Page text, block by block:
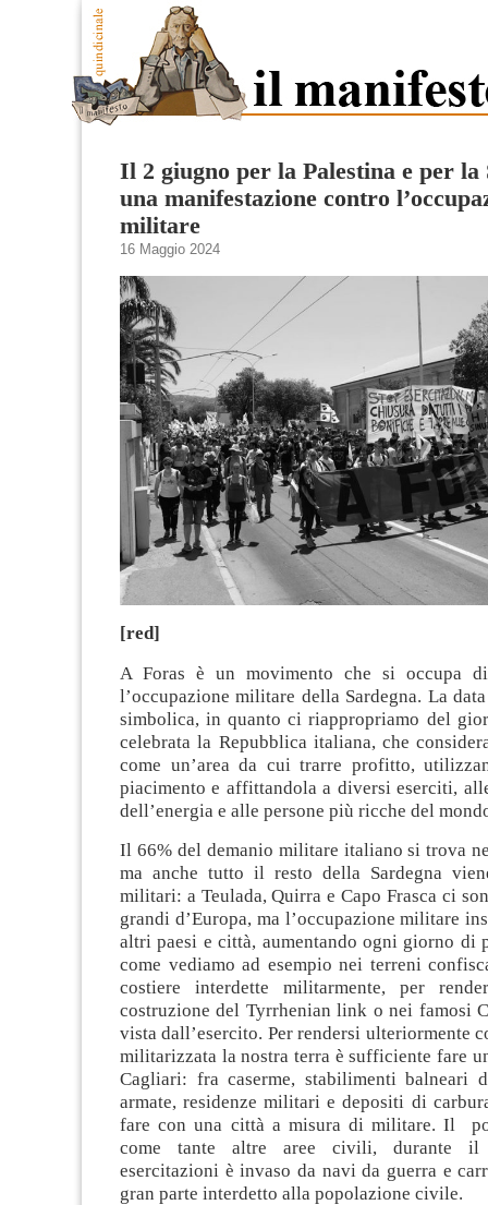
Il 2 giugno per la Palestina e per la
una manifestazione contro
militare
16 Maggio 2024
[red]
A Foras è un movimento che si occupa
l’occupazione militare della Sardegna. La
simbolica, in quanto ci riappropriamo del
celebrata la Repubblica italiana, che
come un’area da cui trarre profitto,
piacimento e affittandola a diversi eserciti,
dell’energia e alle persone più ricche del
Il 66% del demanio militare italiano si trova
ma anche tutto il resto della Sardegna
militari: a Teulada, Quirra e Capo Frasca ci
grandi d’Europa, ma l’occupazione militare
altri paesi e città, aumentando ogni giorno di
come vediamo ad esempio nei terreni
costiere interdette militarmente, per
costruzione del Tyrrhenian link o nei famosi
vista dall’esercito. Per rendersi ulteriormente
militarizzata la nostra terra è sufficiente fare
Cagliari: fra caserme, stabilimenti balneari
armate, residenze militari e depositi di
fare con una città a misura di militare. Il
come tante altre aree civili, durante il
esercitazioni è invaso da navi da guerra e
gran parte interdetto alla popolazione civile.